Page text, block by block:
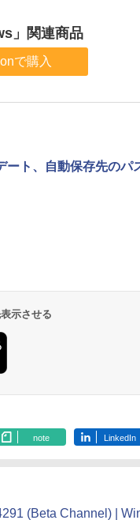
」関連商品
で購入
ート、自動保存先のパ
示させる
note LinkedIn
(Beta Channel) |